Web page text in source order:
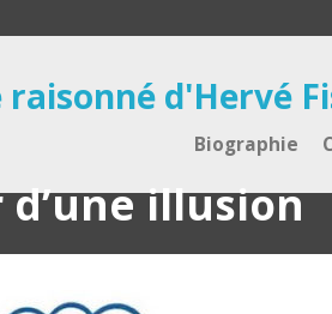
raisonné d'Hervé
Biographie
d’une illusion